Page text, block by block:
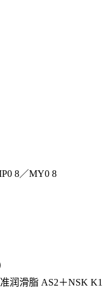
8／MY0 8
润滑脂 AS2＋NSK K1